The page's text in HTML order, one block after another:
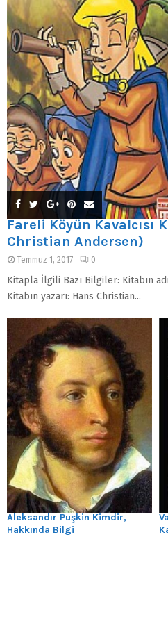
Fareli Köyün Kavalcısı
Christian Andersen)
Temmuz 1, 2017 0
Kitapla İlgili Bazı Bilgiler: Kitabın
Kitabın yazarı: Hans Christian...
Aleksandır Puşkin Kimdir,
Hakkında Bilgi